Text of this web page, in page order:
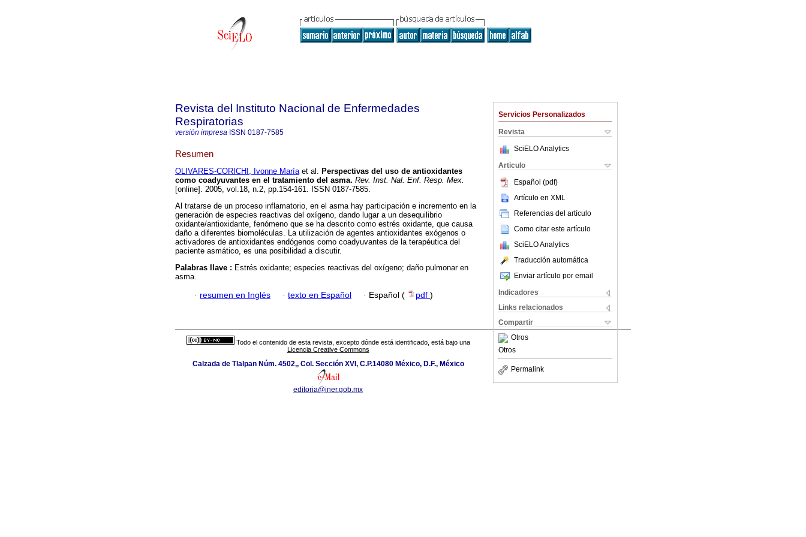
Servicios Personalizados
Revista
SciELO Analytics
Articulo
Español (pdf)
Artículo en XML
Referencias del artículo
Como citar este artículo
SciELO Analytics
Traducción automática
Enviar artículo por email
Indicadores
Links relacionados
Compartir
Otros
Otros
Permalink
Revista del Instituto Nacional de Enfermedades
Respiratorias
versión impresa ISSN 0187-7585
Resumen
OLIVARES-CORICHI, Ivonne Maríaet al. Perspectivas del uso de antioxidantes
como coadyuvantes en el tratamiento del asma. Rev. Inst. Nal. Enf. Resp. Mex.
[online]. 2005, vol.18, n.2, pp.154-161. ISSN 0187-7585.
Al tratarse de un proceso inflamatorio, en el asma hay participación e incremento en la
generación de especies reactivas del oxígeno, dando lugar a un desequilibrio
oxidante/antioxidante, fenómeno que se ha descrito como estrés oxidante, que causa
daño a diferentes biomoléculas. La utilización de agentes antioxidantes exógenos o
activadores de antioxidantes endógenos como coadyuvantes de la terapéutica del
paciente asmático, es una posibilidad a discutir.
Palabras llave : Estrés oxidante; especies reactivas del oxígeno; daño pulmonar en
asma.
· resumen en Inglés · texto en Español · Español ( pdf )
Todo el contenido de esta revista, excepto dónde está identificado, está bajo una
Licencia Creative Commons
Calzada de Tlalpan Núm. 4502,, Col. Sección XVI, C.P.14080 México, D.F., México
editoria@iner.gob.mx